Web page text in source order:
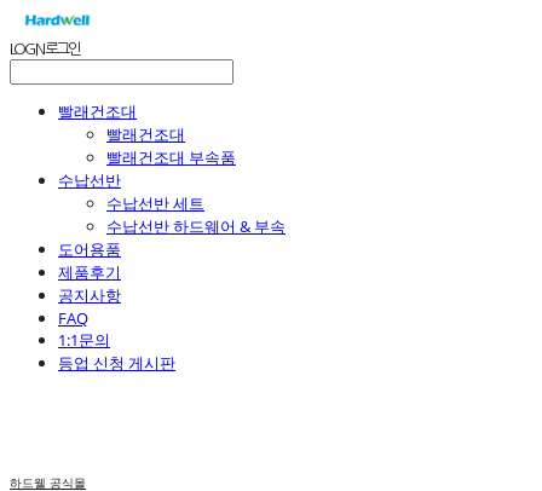
LOG IN로그인
빨래건조대
빨래건조대
빨래건조대 부속품
수납선반
수납선반 세트
수납선반 하드웨어 & 부속
도어용품
제품후기
공지사항
FAQ
1:1문의
등업 신청 게시판
하드웰 공식몰